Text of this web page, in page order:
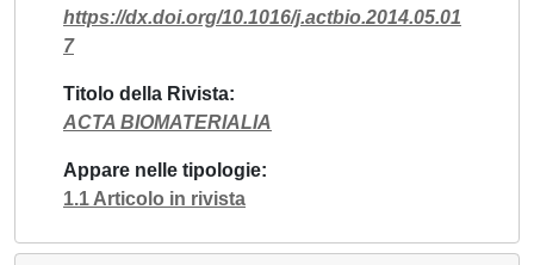
https://dx.doi.org/10.1016/j.actbio.2014.05.01
7
Titolo della Rivista
ACTA BIOMATERIALIA
Appare nelle tipologie
1.1 Articolo in rivista